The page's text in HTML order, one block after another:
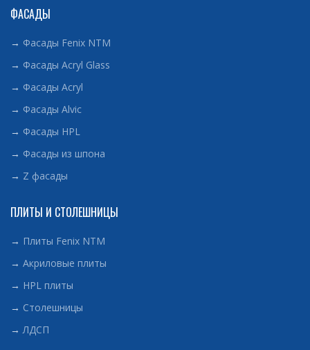
ФАСАДЫ
→ Фасады Fenix NTM
→ Фасады Acryl Glass
→ Фасады Acryl
→ Фасады Alvic
→ Фасады HPL
→ Фасады из шпона
→ Z фасады
ПЛИТЫ И СТОЛЕШНИЦЫ
→ Плиты Fenix NTM
→ Акриловые плиты
→ HPL плиты
→ Столешницы
→ЛДСП